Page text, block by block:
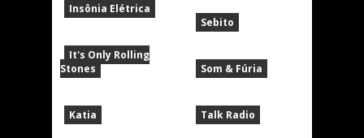
Insônia Elétrica
It's Only Rolling
Stones
Katia
Sebito
Som & Fúria
Talk Radio